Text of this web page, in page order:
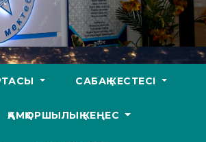
САБАҚ КЕСТЕСІ
ҚАМҚОРШЫЛЫҚ КЕҢЕС